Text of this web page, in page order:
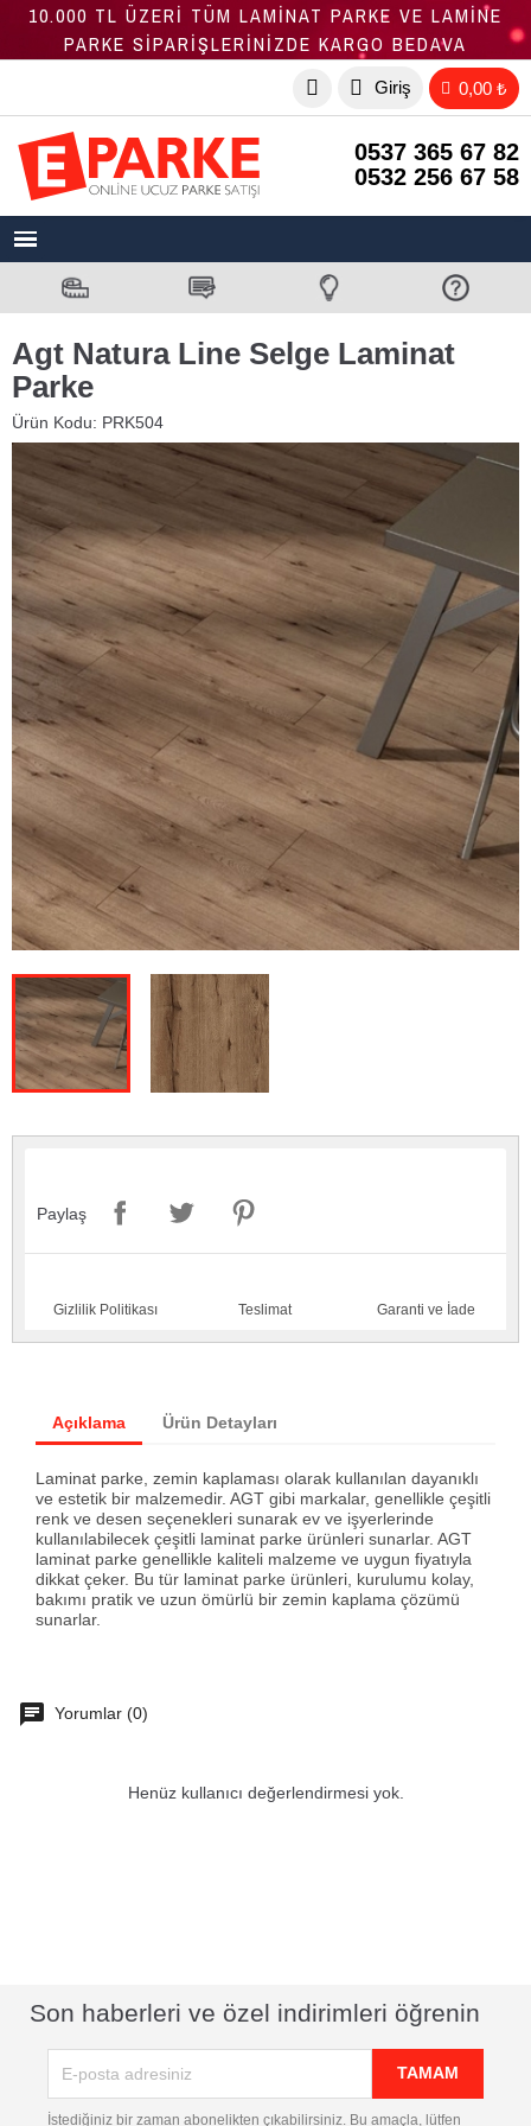
10.000 TL ÜZERİ TÜM LAMİNAT PARKE VE LAMİNE
PARKE SİPARİŞLERİNİZDE KARGO BEDAVA
Giriş 0,00 ₺
0537 365 67 82
0532 256 67 58
Agt Natura Line Selge Laminat
Parke
Ürün Kodu: PRK504
Paylaş
Gizlilik Politikası Teslimat Garanti ve İade
Açıklama Ürün Detayları
Laminat parke, zemin kaplaması olarak kullanılan dayanıklı
ve estetik bir malzemedir. AGT gibi markalar, genellikle çeşitli
renk ve desen seçenekleri sunarak ev ve işyerlerinde
kullanılabilecek çeşitli laminat parke ürünleri sunarlar. AGT
laminat parke genellikle kaliteli malzeme ve uygun fiyatıyla
dikkat çeker. Bu tür laminat parke ürünleri, kurulumu kolay,
bakımı pratik ve uzun ömürlü bir zemin kaplama çözümü
sunarlar.
Yorumlar (0)
Henüz kullanıcı değerlendirmesi yok.
Son haberleri ve özel indirimleri öğrenin
İstediğiniz bir zaman abonelikten çıkabilirsiniz. Bu amaçla, lütfen